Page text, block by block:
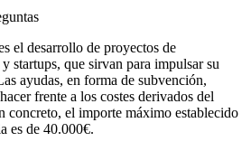
el desarrollo de proyectos de
startups, que sirvan para impulsar su
ayudas, en forma de subvención,
frente a los costes derivados del
concreto, el importe máximo establecido
es de 40.000€.